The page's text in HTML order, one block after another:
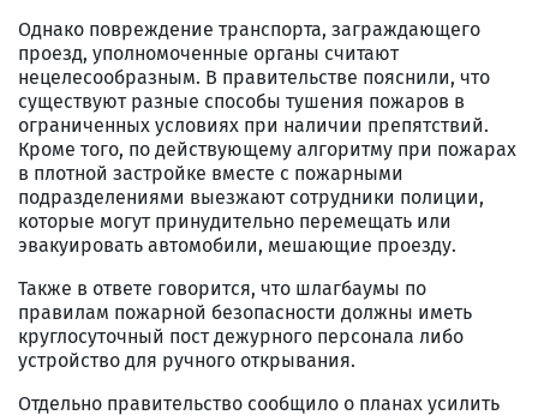
Однако повреждение транспорта, заграждающего
проезд, уполномоченные органы считают
нецелесообразным. В правительстве пояснили, что
существуют разные способы тушения пожаров в
ограниченных условиях при наличии препятствий.
Кроме того, по действующему алгоритму при пожарах
в плотной застройке вместе с пожарными
подразделениями выезжают сотрудники полиции,
которые могут принудительно перемещать или
эвакуировать автомобили, мешающие проезду.
Также в ответе говорится, что шлагбаумы по
правилам пожарной безопасности должны иметь
круглосуточный пост дежурного персонала либо
устройство для ручного открывания.
Отдельно правительство сообщило о планах усилить